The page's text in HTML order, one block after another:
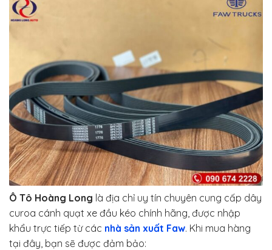
Ô Tô Hoàng Long là địa chỉ uy tín chuyên cung cấp dây
curoa cánh quạt xe đầu kéo chính hãng, được nhập
khẩu trực tiếp từ các nhà sản xuất Faw. Khi mua hàng
tại đây, bạn sẽ được đảm bảo: